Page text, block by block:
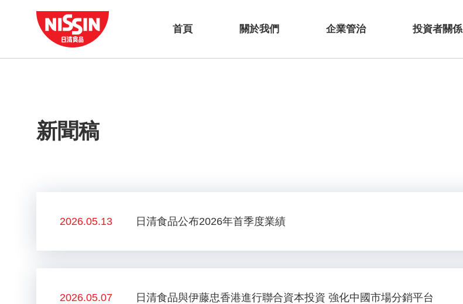
首頁 關於我們 企業管治 投資者關係
新聞稿
2026.05.13 日清食品公布2026年首季度業績
2026.05.07 日清食品與伊藤忠香港進行聯合資本投資 強化中國市場分銷平台